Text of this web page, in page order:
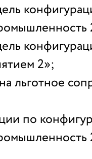
2»;
льготное
по